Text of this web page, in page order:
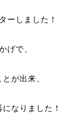
ーしました！
げで、
が出来、
なりました！